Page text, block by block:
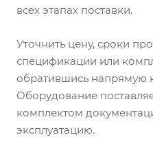
всех этапах поставки.
Уточнить цену, сроки
спецификации или
обратившись напрямую
Оборудование
комплектом
эксплуатацию.